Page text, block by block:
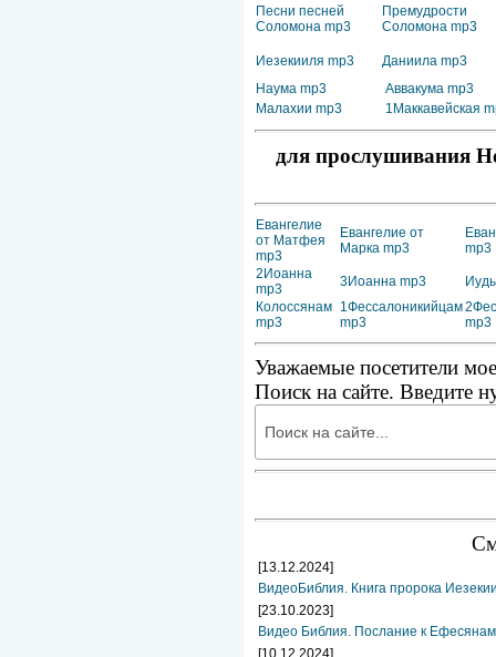
Песни песней
Соломона mp3
Премудрости
Соломона mp3
Иезекииля mp3
Даниила mp3
Наума mp3
Аввакума mp3
Малахии mp3
1Маккавейская
для прослушивания
Евангелие
от Матфея
mp3
Евангелие от
Марка mp3
mp3
2Иоанна
mp3
3Иоанна mp3
Колоссянам
mp3
1Фессалоникийцам
mp3
mp3
Уважаемые посетители
Поиск на сайте. Введите
[13.12.2024]
ВидеоБиблия. Книга пророка
[23.10.2023]
Видео Библия. Послание к